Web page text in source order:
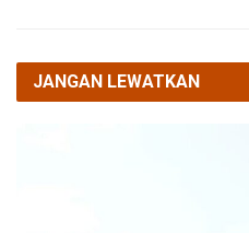
JANGAN LEWATKAN